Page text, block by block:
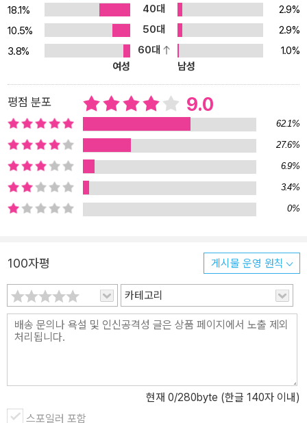
을 시작으로 부르델 미술관, 자드킨 미술관, 오르세 미술관 등에서 만
나 그림과 조각상에 대한 특별한 시각과 감상을 보여준다. 평소 치즈
와 와인에 대한 사랑이 남달랐지만 더 세세한 결을 맞추며 확장되어
가는 자신만의 모험들이 여행 내내 이뤄진다. 이 삶을 계속 여행해보
고 싶어졌다, 무정형으로 이 모든 것은 내가 좋아하는 것들을 되찾기
위한 용기다. 오래전 분명 가지고 있었지만, 어느새 잃어버린 꿈, 낭
만, 취향, 행복 등 나만의 ‘좋음’들이 번져 내가 좋아하는 것들 앞에서
당당해질 수 있는 용기다. ‘무정형의 삶’은 책의 제목이지만 이 반짝이
는 능력을 되살려 원하는 모양의 삶을 빚어가겠다는 작가의 다짐이기
도 하다. 우리 모두에게는 앞으로 어떤 형태와 시간이 찾아올지 알 수
없지만 오늘의 나를 빛나게 하는 것들을 놓치지 않는다면 충분히 원
하는 모양의 행복에 한 걸음 가까워질 수 있을 것이다. 파리가 아니어
있길.
18.1%
40대
2.9%
10.5%
50대
2.9%
3.8%
60대
1.0%
여성
남성
평점 분포 9.0
62.1%
27.6%
6.9%
3.4%
0%
100자평 게시물 운영 원칙
카테고리
현재 0/280byte (한글 140자 이내)
스포일러 포함